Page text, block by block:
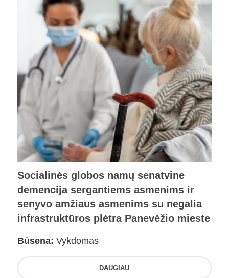
Socialinės globos namų senatvine
demencija sergantiems asmenims ir
senyvo amžiaus asmenims su negalia
infrastruktūros plėtra Panevėžio mieste
Būsena: Vykdomas
DAUGIAU